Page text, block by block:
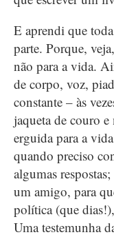
E aprendi que
parte. Porque,
não para a vida.
de corpo, voz,
constante – às
jaqueta de couro e
erguida para a
quando preciso
algumas
um amigo, para
política (que
Uma testemunha